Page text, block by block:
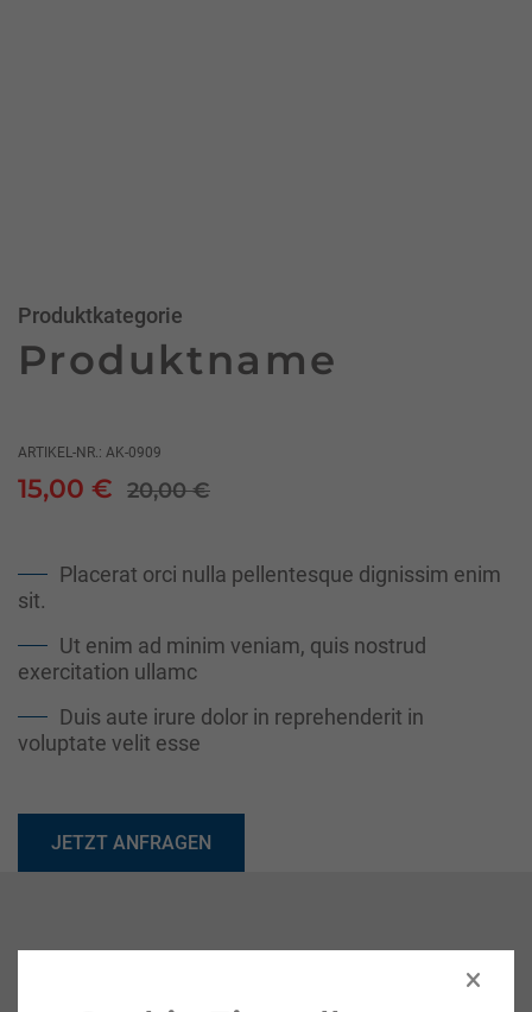
Produktname
Produktkategorie
ARTIKEL-NR.: AK-0909
15,00 € 20,00 €
Placerat orci nulla pellentesque dignissim enim
sit.
Ut enim ad minim veniam, quis nostrud
exercitation ullamc
Duis aute irure dolor in reprehenderit in
voluptate velit esse
JETZT ANFRAGEN